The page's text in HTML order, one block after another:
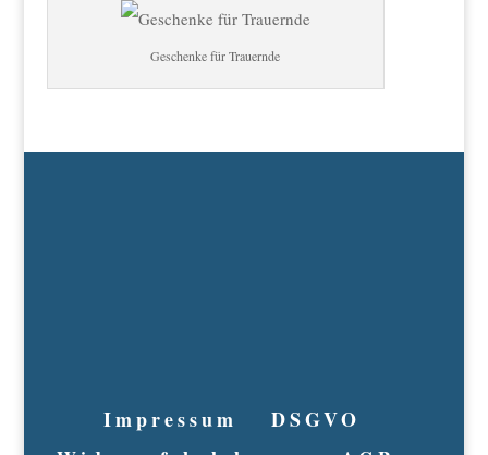
Geschenke für Trauernde
Impressum
DSGVO